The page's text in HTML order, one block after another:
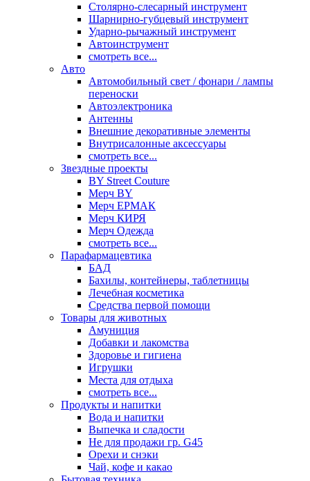
Столярно-слесарный инструмент
Шарнирно-губцевый инструмент
Ударно-рычажный инструмент
Автоинструмент
смотреть все...
Авто
Автомобильный свет / фонари / лампы
переноски
Автоэлектроника
Антенны
Внешние декоративные элементы
Внутрисалонные аксессуары
смотреть все...
Звездные проекты
BY Street Couture
Мерч BY
Мерч ЕРМАК
Мерч КИРЯ
Мерч Одежда
смотреть все...
Парафармацевтика
БАД
Бахилы, контейнеры, таблетницы
Лечебная косметика
Средства первой помощи
Товары для животных
Амуниция
Добавки и лакомства
Здоровье и гигиена
Игрушки
Места для отдыха
смотреть все...
Продукты и напитки
Вода и напитки
Выпечка и сладости
Не для продажи гр. G45
Орехи и снэки
Чай, кофе и какао